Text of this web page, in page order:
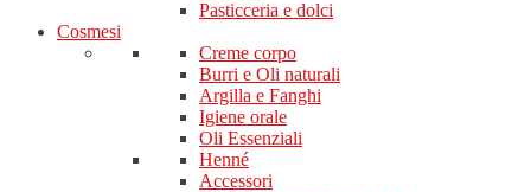
Pasticceria e dolci
Cosmesi
Creme corpo
Burri e Oli naturali
Argilla e Fanghi
Igiene orale
Oli Essenziali
Henné
Accessori